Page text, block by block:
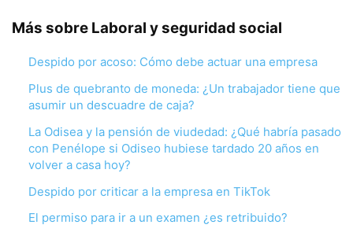
Más sobre Laboral y seguridad social
Despido por acoso: Cómo debe actuar una empresa
Plus de quebranto de moneda: ¿Un trabajador tiene que
asumir un descuadre de caja?
La Odisea y la pensión de viudedad: ¿Qué habría pasado
con Penélope si Odiseo hubiese tardado 20 años en
volver a casa hoy?
Despido por criticar a la empresa en TikTok
El permiso para ir a un examen ¿es retribuido?